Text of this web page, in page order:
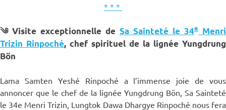
* * *
༄Visite exceptionnelle de Sa Sainteté le 34e Menri
Trizin Rinpoché, chef spirituel de la lignée Yungdrung
Bön
Lama Samten Yeshé Rinpoché a l’immense joie de vous
annoncer que le chef de la lignée Yungdrung Bön, Sa Sainteté
le 34e Menri Trizin, Lungtok Dawa Dhargye Rinpoché nous fera